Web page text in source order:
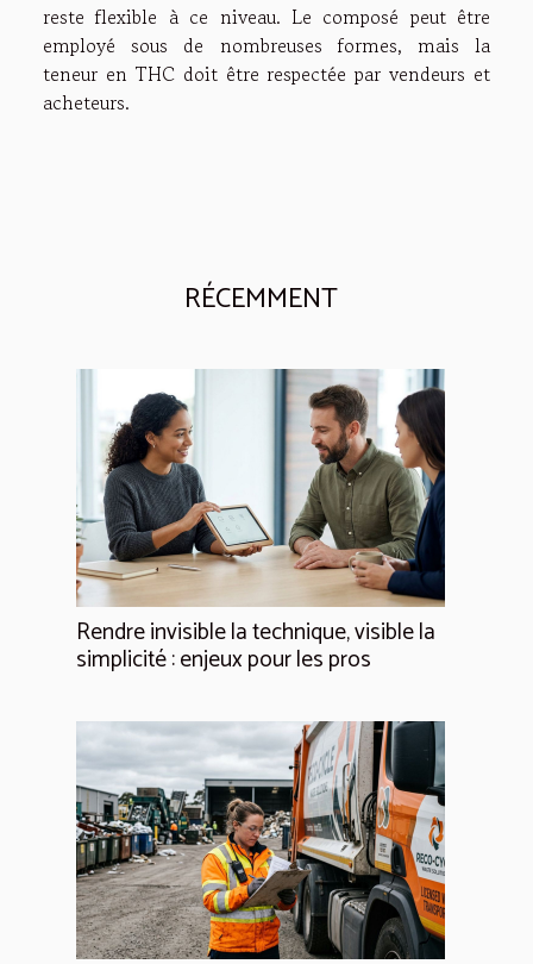
reste flexible à ce niveau. Le composé peut être
employé sous de nombreuses formes, mais la
teneur en THC doit être respectée par vendeurs et
acheteurs.
RÉCEMMENT
Rendre invisible la technique, visible la
simplicité : enjeux pour les pros